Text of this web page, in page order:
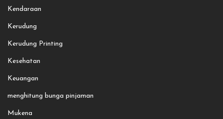
Kendaraan
Kerudung
Kerudung Printing
Kesehatan
Keuangan
menghitung bunga pinjaman
Mukena